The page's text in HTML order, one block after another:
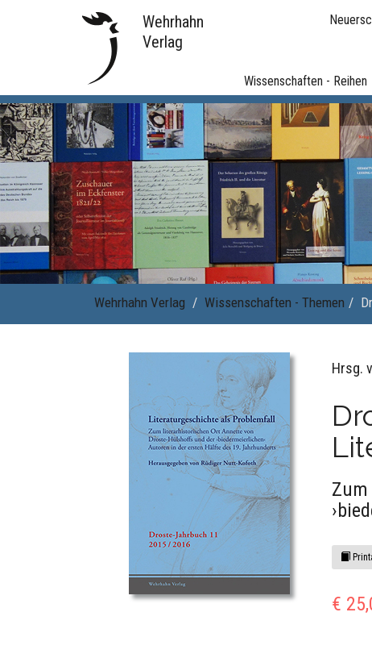
Wehrhahn
Verlag
Wissenschaften - Reihen
Wehrhahn Verlag Wissenschaften - Themen
Hrsg.
€